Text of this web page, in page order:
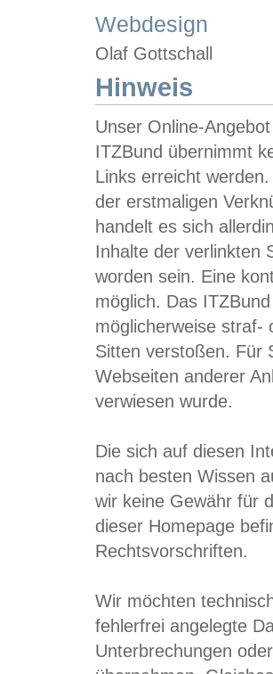
Webdesign
Olaf Gottschall
Hinweis
Unser Online-
ITZBund übernimmt
Links erreicht
der erstmaligen
handelt es sich
Inhalte der verlinkten
worden sein. Eine
möglich. Das
möglicherweise straf-
Sitten verstoßen. Für
Webseiten anderer
verwiesen wurde.
Die sich auf diesen
nach besten Wissen
wir keine Gewähr für
dieser Homepage
Rechtsvorschriften.
Wir möchten
fehlerfrei angelegte
Unterbrechungen